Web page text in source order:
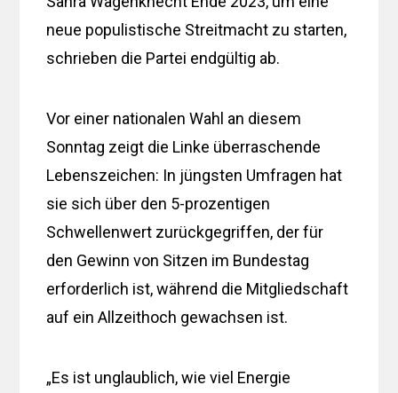
neue populistische Streitmacht zu starten,
schrieben die Partei endgültig ab.
Vor einer nationalen Wahl an diesem
Sonntag zeigt die Linke überraschende
Lebenszeichen: In jüngsten Umfragen hat
sie sich über den 5-prozentigen
Schwellenwert zurückgegriffen, der für
den Gewinn von Sitzen im Bundestag
erforderlich ist, während die Mitgliedschaft
auf ein Allzeithoch gewachsen ist.
„Es ist unglaublich, wie viel Energie